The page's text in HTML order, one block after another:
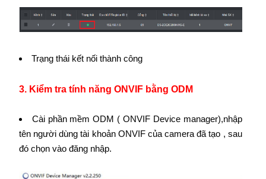
Trạng thái kết nối thành công
3. Kiểm tra tính năng ONVIF bằng ODM
Cài phần mềm ODM ( ONVIF Device manager),nhập
tên người dùng tài khoản ONVIF của camera đã tạo , sau
đó chọn vào đăng nhập.